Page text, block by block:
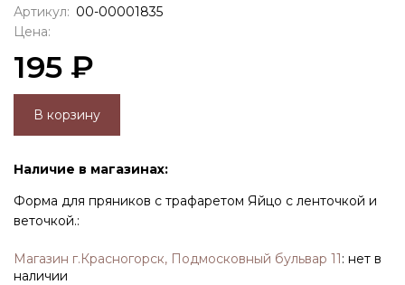
Артикул: 00-00001835
Цена:
195 ₽
В корзину
Наличие в магазинах:
Форма для пряников с трафаретом Яйцо с ленточкой и
веточкой.:
Магазин г.Красногорск, Подмосковный бульвар 11: нет в
наличии